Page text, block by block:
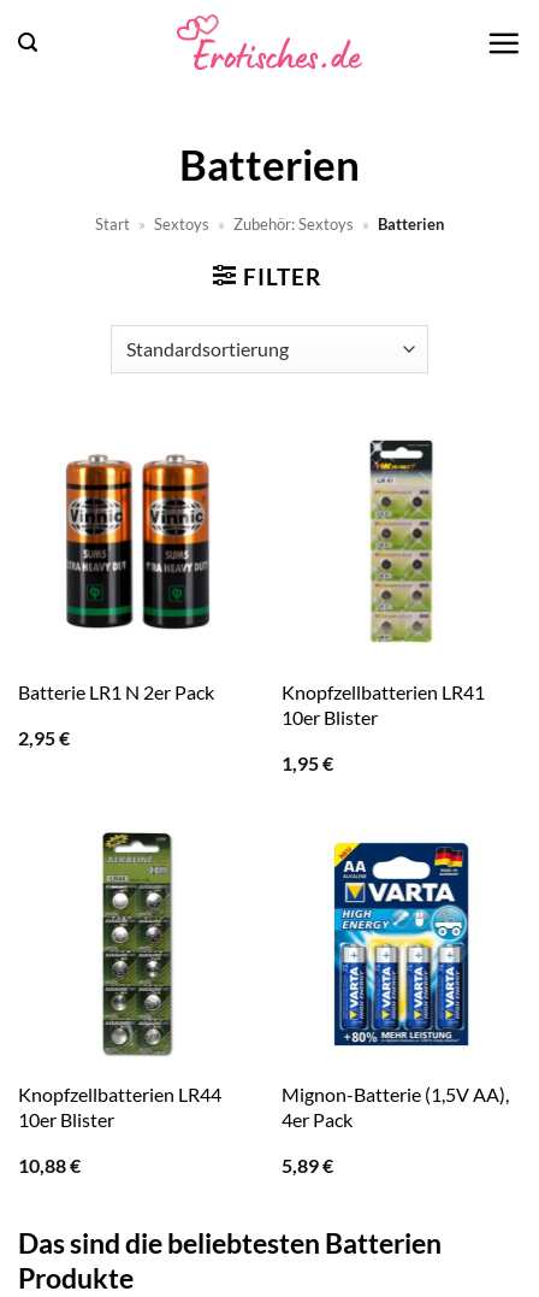
Inhalt
Batterien
Start » Sextoys » Zubehör: Sextoys » Batterien
FILTER
Batterie LR1 N 2er Pack
2,95€
Knopfzellbatterien LR41
10er Blister
1,95€
Knopfzellbatterien LR44
10er Blister
10,88€
Mignon-Batterie (1,5V AA),
4er Pack
5,89€
Das sind die beliebtesten Batterien
Produkte